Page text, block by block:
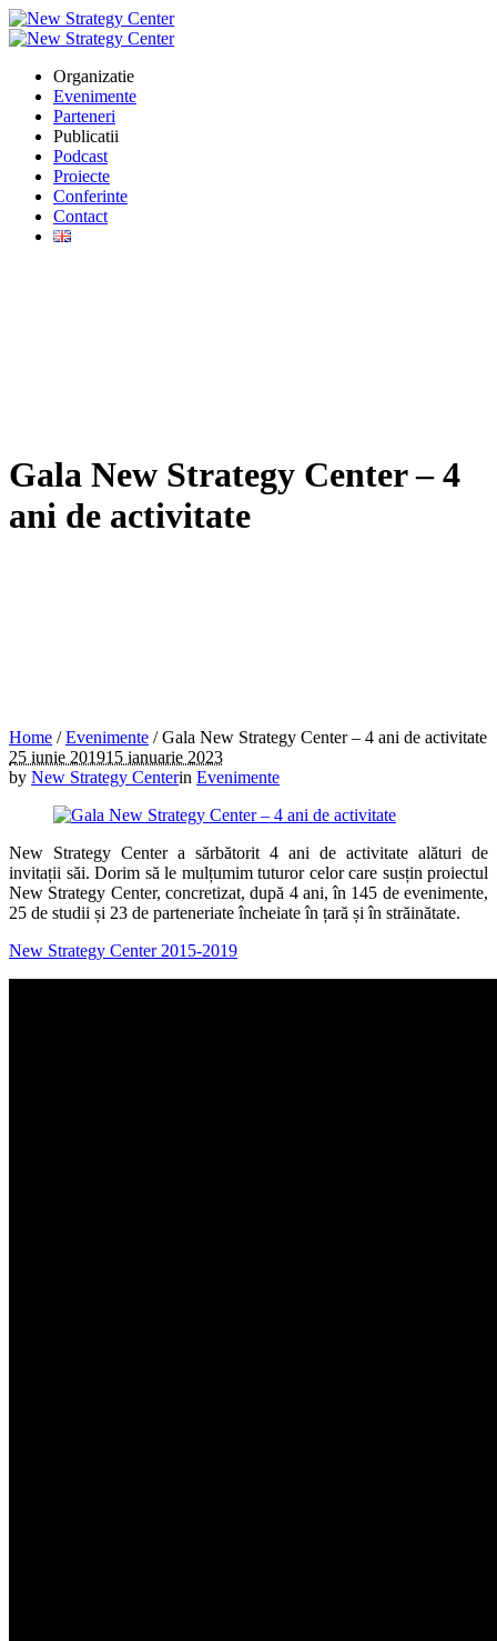
Organizatie
Evenimente
Parteneri
Publicatii
Podcast
Proiecte
Conferinte
Contact
Gala New Strategy Center – 4
ani de activitate
Home /Evenimente /Gala New Strategy Center – 4 ani de activitate
25 iunie 201915 ianuarie 2023
by New Strategy Centerin Evenimente
New Strategy Center a sărbătorit 4 ani de activitate alături de
invitații săi. Dorim să le mulțumim tuturor celor care susțin proiectul
New Strategy Center, concretizat, după 4 ani, în 145 de evenimente,
25 de studii și 23 de parteneriate încheiate în țară și în străinătate.
New Strategy Center 2015-2019